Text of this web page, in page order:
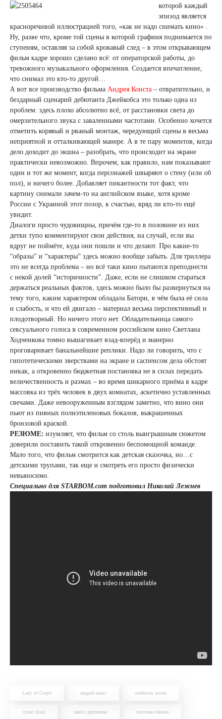
которой каждый
эпизод является
красноречивой иллюстрацией того, «как не надо снимать кино» .
Ну, разве что, кроме той сцены в которой графиня поднимается по
ступеням, оставляя за собой кровавый след – в этом открывающем
фильм кадре хорошо сделано всё: от операторской работы, до
тревожного музыкального оформления. Создается впечатление,
что снимал это кто-то другой…
А вот все производство фильма Андрея Конста – отвратительно, и
бездарный сценарий дебютанта Джейкобса это только одна из
проблем: здесь плохо абсолютно всё, от расстановки света до
омерзительного звука с заваленными частотами. Особенно хочется
отметить корявый и рваный монтаж, чередующий сцены в весьма
неприятной и отталкивающей манере. А в те пару моментов, когда
дело доходит до экшна – разобрать, что происходит на экране
практически невозможно. Впрочем, как правило, нам показывают
один и тот же момент, когда персонажей швыряют о стену (или об
пол), и ничего более. Добавляет пикантности тот факт, что
картину снимали зачем-то на английском языке, хотя кроме
России с Украиной этот позор, к счастью, вряд ли кто-то ещё
увидит.
Диалоги просто чудовищны, причём где-то в половине из них
детки тупо комментируют свои действия, на случай, если вы
вдруг не поймёте, куда они пошли и что делают. Про какие-то
“образы” и “характеры” здесь можно вообще забыть. Для триллера
это не всегда проблема – но всё таки кино пытаются преподнести
с некой долей “историчности”. Даже, если не слишком стараться
держаться реальных фактов, здесь можно было бы развернуться на
тему того, каким характером обладала Батори, в чём была её сила
и слабость, и что ей двигало – материал весьма перспективный и
плодотворный. Но ничего этого нет. Обладательница самого
сексуального голоса в современном российском кино Светлана
Ходченкова томно вышагивает взад-вперёд и манерно
проговаривает банальнейшие реплики. Надо ли говорить, что с
гипотетическими зверствами на экране и саспенсом дела обстоят
никак, а откровенно бюджетная постановка не в силах передать
величественность и размах – во время шикарного приёма в кадре
массовка из трёх человек в двух комнатах, аскетично уставленных
свечами. Даже невооруженным взглядом заметно, что вино они
пьют из пивных полиэтиленовых бокалов, выкрашенных
бронзовой краской.
РЕЗЮМЕ: изумляет, что фильм со столь выигрышным сюжетом
доверили поставить такой откровенно беспомощной команде.
Мало того, что фильм смотрится как детская сказочка, но…с
детскими трупами, так еще и смотреть его просто физически
невыносимо.
Специально для STARBOM.com подготовил Николай Лежнев
Lady of Csejte андрей конст изабелль аллен
лукас бонд павел деревянко светлана енкова